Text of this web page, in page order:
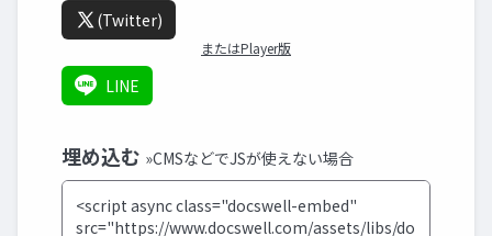
(Twitter)
またはPlayer版
LINE
埋め込む »CMSなどでJSが使えない場合